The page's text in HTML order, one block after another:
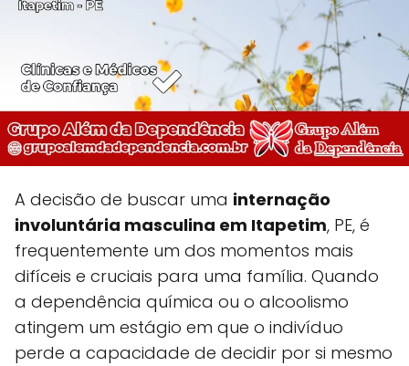
A decisão de buscar uma internação
involuntária masculina em Itapetim, PE, é
frequentemente um dos momentos mais
difíceis e cruciais para uma família. Quando
a dependência química ou o alcoolismo
atingem um estágio em que o indivíduo
perde a capacidade de decidir por si mesmo